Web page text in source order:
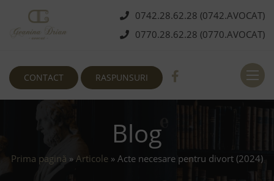
0742.28.62.28 (0742.AVOCAT)
0770.28.62.28 (0770.AVOCAT)
CONTACT RASPUNSURI
Blog
Prima pagină » Articole » Acte necesare pentru divort (2024)